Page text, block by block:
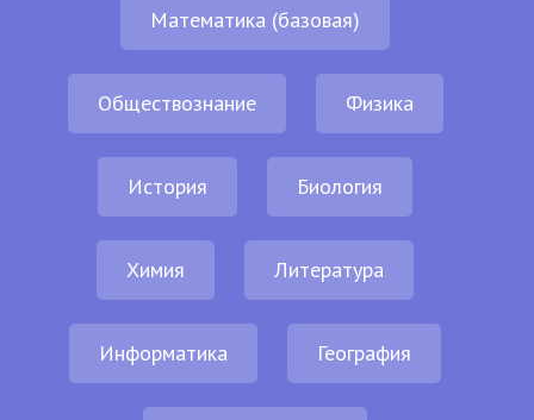
Математика (базовая)
Обществознание Физика
История Биология
Химия Литература
Информатика География